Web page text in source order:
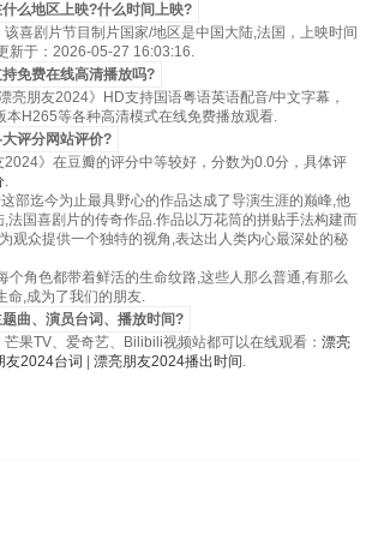
么地区上映?什么时间上映?
喜剧片节目制片国家/地区是中国大陆,法国，上映时间
新于：2026-05-27 16:03:16.
免费在线高清播放吗?
亮朋友2024》HD支持国语粤语英语配音/中文字幕，
本H265等各种高清模式在线免费播放观看.
评分网站评价?
》在豆瓣的评分中等较好，分数为0.0分，具体评
.
部迄今为止最具野心的作品达成了导演生涯的巅峰,他
法国喜剧片的传奇作品.作品以万花筒的拼贴手法构建而
观众提供一个独特的视角,表达出人类内心最深处的秘
个角色都带着鲜活的生命纹路,这些人那么普通,有那么
命,成为了我们的朋友.
曲、演员台词、播放时间?
果TV、爱奇艺、Bilibili视频站都可以在线观看： 漂亮
友2024台词 漂亮朋友2024播出时间 .